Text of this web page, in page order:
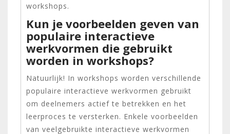
workshops.
Kun je voorbeelden geven van
populaire interactieve
werkvormen die gebruikt
worden in workshops?
Natuurlijk! In workshops worden verschillende
populaire interactieve werkvormen gebruikt
om deelnemers actief te betrekken en het
leerproces te versterken. Enkele voorbeelden
van veelgebruikte interactieve werkvormen